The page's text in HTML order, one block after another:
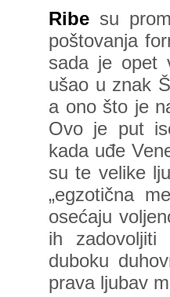
Ribe su
poštovanja
sada je opet
ušao u znak
a ono što je
Ovo je put
kada uđe
su te velike
„egzotična
osećaju
ih zadovoljiti
duboku
prava ljubav